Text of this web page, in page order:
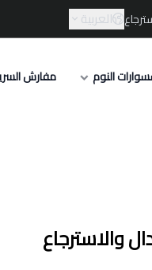
العربية
النوم مفارش
والاسترجاع